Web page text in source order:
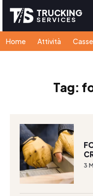
TRUCKING
SERVICES
Home Attività
Tag:
3